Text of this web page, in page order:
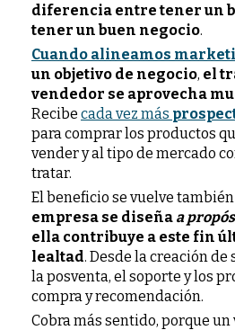
diferencia entre tener un
tener un buen negocio.
Cuando alineamos
un objetivo de negocio, el
vendedor se aprovecha
Recibe cada vez más
para comprar los productos
vender y al tipo de mercado
tratar.
El beneficio se vuelve
empresa se diseña a
ella contribuye a este fin
lealtad. Desde la creación
la posventa, el soporte y los
compra y recomendación.
Cobra más sentido, porque